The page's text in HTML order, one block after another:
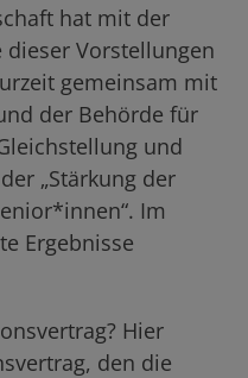
hat mit der
dieser Vorstellungen
gemeinsam mit
der Behörde für
und
„Stärkung der
Im
Ergebnisse
Hier
den die